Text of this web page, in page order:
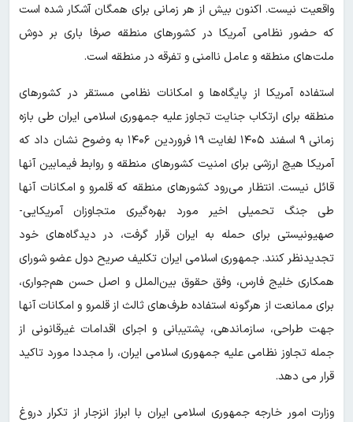
واقعیت نیست. اکنون بیش از هر زمانی برای همگان آشکار شده است
که حضور نظامی آمریکا در کشورهای منطقه صرفا باری بر دوش
ملت‌های منطقه و عامل ناامنی و تفرقه در منطقه است.
استفاده آمریکا از پایگاه‌ها و امکانات نظامی مستقر در کشورهای
منطقه برای ارتکاب جنایت تجاوز علیه جمهوری اسلامی ایران طی بازه
زمانی ۹ اسفند ۱۴۰۵ لغایت ۱۹ فروردین ۱۴۰۶ به وضوح نشان داد که
آمریکا هیچ ارزشی برای امنیت کشورهای منطقه و روابط فیمابین آنها
قائل نیست. انتظار می‌رود کشورهای منطقه‌ که قلمرو و امکانات آنها
طی جنگ تحمیلی اخیر مورد بهره‌گیری متجاوزان آمریکایی-
صهیونیستی برای حمله به ایران قرار گرفت، در دیدگاه‌های خود
تجدیدنظر کنند. جمهوری اسلامی ایران تکلیف صریح دول عضو شورای
همکاری خلیج فارس، وفق حقوق بین‌الملل و اصل حسن هم‌جواری،
برای ممانعت از هرگونه استفاده طرف‌های ثالث از قلمرو و امکانات آنها
جهت طراحی، سازماندهی، پشتیبانی و اجرای اقدامات غیرقانونی از
جمله تجاوز نظامی علیه جمهوری اسلامی ایران، را مجددا مورد تاکید
قرار می دهد.
وزارت امور خارجه جمهوری اسلامی ایران با ابراز انزجار از تکرار دروغ